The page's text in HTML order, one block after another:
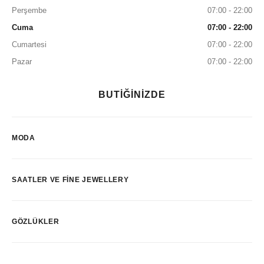
Perşembe
07:00 - 22:00
Cuma
07:00 - 22:00
Cumartesi
07:00 - 22:00
Pazar
07:00 - 22:00
BUTİĞİNİZDE
MODA
SAATLER VE FINE JEWELLERY
GÖZLÜKLER